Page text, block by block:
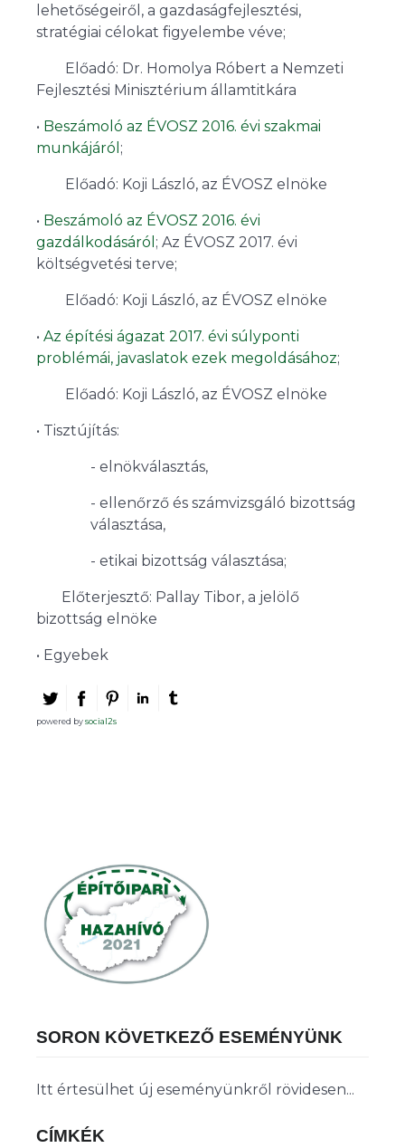
lehetőségeiről, a gazdaságfejlesztési,
stratégiai célokat figyelembe véve;
Előadó: Dr. Homolya Róbert a Nemzeti
Fejlesztési Minisztérium államtitkára
• Beszámoló az ÉVOSZ 2016. évi szakmai
munkájáról ;
Előadó: Koji László, az ÉVOSZ elnöke
• Beszámoló az ÉVOSZ 2016. évi
gazdálkodásáról ; Az ÉVOSZ 2017. évi
költségvetési terve;
Előadó: Koji László, az ÉVOSZ elnöke
• Az építési ágazat 2017. évi súlyponti
problémái, javaslatok ezek megoldásához;
Előadó: Koji László, az ÉVOSZ elnöke
• Tisztújítás:
- elnökválasztás,
- ellenőrző és számvizsgáló bizottság
választása,
- etikai bizottság választása;
Előterjesztő: Pallay Tibor, a jelölő
bizottság elnöke
• Egyebek
powered bysocial2s
SORON KÖVETKEZŐ ESEMÉNYÜNK
Itt értesülhet új eseményünkről rövidesen...
CÍMKÉK